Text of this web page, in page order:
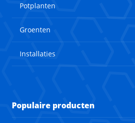
Potplanten
Groenten
Installaties
Populaire producten